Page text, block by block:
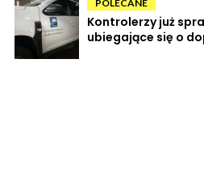
POLECANE
Kontrolerzy już
ubiegające się o